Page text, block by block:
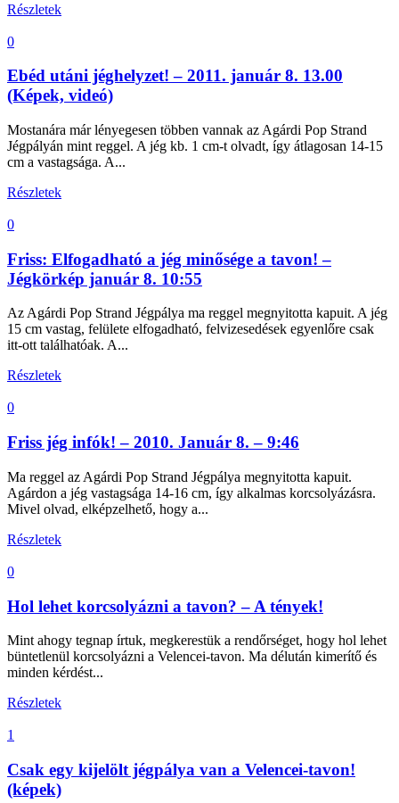
Részletek
0
Ebéd utáni jéghelyzet! – 2011. január 8. 13.00
(Képek, videó)
Mostanára már lényegesen többen vannak az Agárdi Pop Strand
Jégpályán mint reggel. A jég kb. 1 cm-t olvadt, így átlagosan 14-15
cm a vastagsága. A...
Részletek
0
Friss: Elfogadható a jég minősége a tavon! –
Jégkörkép január 8. 10:55
Az Agárdi Pop Strand Jégpálya ma reggel megnyitotta kapuit. A jég
15 cm vastag, felülete elfogadható, felvizesedések egyenlőre csak
itt-ott találhatóak. A...
Részletek
0
Friss jég infók! – 2010. Január 8. – 9:46
Ma reggel az Agárdi Pop Strand Jégpálya megnyitotta kapuit.
Agárdon a jég vastagsága 14-16 cm, így alkalmas korcsolyázásra.
Mivel olvad, elképzelhető, hogy a...
Részletek
0
Hol lehet korcsolyázni a tavon? – A tények!
Mint ahogy tegnap írtuk, megkerestük a rendőrséget, hogy hol lehet
büntetlenül korcsolyázni a Velencei-tavon. Ma délután kimerítő és
minden kérdést...
Részletek
1
Csak egy kijelölt jégpálya van a Velencei-tavon!
(képek)